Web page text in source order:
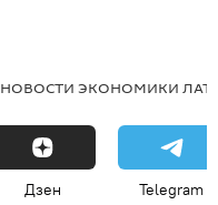
НОВОСТИ ЭКОНОМИКИ
Дзен Telegram